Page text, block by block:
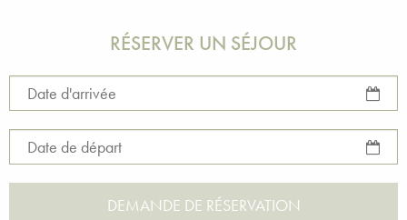
RÉSERVER UN SÉJOUR
Date d'arrivée
Date de départ